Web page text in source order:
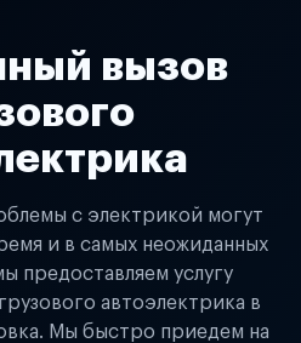
вызов
с электрикой могут
и в самых неожиданных
предоставляем услугу
автоэлектрика в
Мы быстро приедем на